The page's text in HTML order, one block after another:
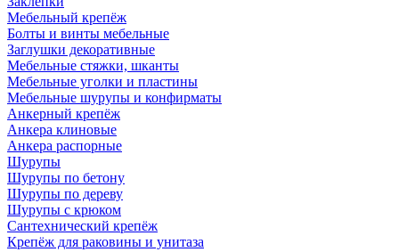
Мебельный крепёж
Болты и винты мебельные
Заглушки декоративные
Мебельные стяжки, шканты
Мебельные уголки и пластины
Мебельные шурупы и конфирматы
Анкерный крепёж
Анкера клиновые
Анкера распорные
Шурупы
Шурупы по бетону
Шурупы по дереву
Шурупы с крюком
Сантехнический крепёж
Крепёж для раковины и унитаза